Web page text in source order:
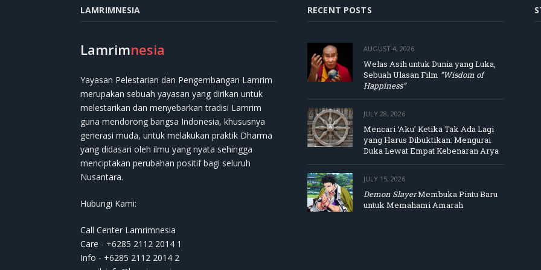
LAMRIMNESIA
Lamrimnesia
Yayasan Pelestarian dan Pengembangan Lamrim
merupakan sebuah yayasan yang dirikan untuk
melestarikan dan menyebarkan tradisi Lamrim
guna mendorong bangsa Indonesia, khususnya
generasi muda, untuk melakukan praktik Dharma
yang didasari oleh ilmu yang nyata sehingga
menciptakan perubahan positif bagi seluruh
Nusantara.
Hubungi Kami:
Call Center Lamrimnesia
Care - +6285 2112 2014 1
Info - +6285 2112 2014 2
RECENT POSTS
AUGUST 4, 2026
Welas Asih untuk Dunia yang Luka,
Sebuah Ulasan Film “Wisdom of
Happiness”
JULY 28, 2026
Mencari ‘Aku’ Ketika Tak Ada Lagi
yang Harus Dibuktikan: Mengurai
Duka Lewat Empat Kebenaran Arya
JULY 15, 2026
Demon SlayerMembuka Pintu Baru
untuk Memahami Amarah